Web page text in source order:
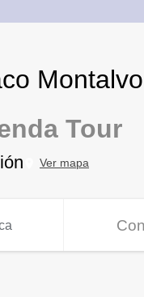
Montalvo
Tour
Ver mapa